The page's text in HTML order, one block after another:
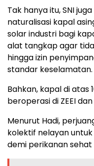
Tak hanya itu, SNI
naturalisasi kapal
solar industri bagi
alat tangkap agar
hingga izin
standar keselamatan.
Bahkan, kapal di atas
beroperasi di ZEEI dan
Menurut Hadi,
kolektif nelayan
demi perikanan